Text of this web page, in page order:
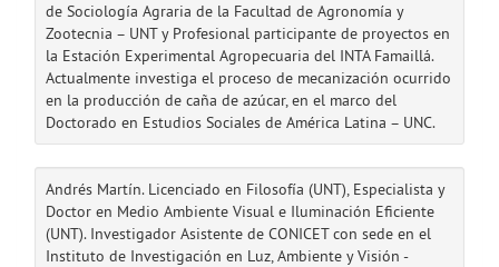
de Sociología Agraria de la Facultad de Agronomía y
Zootecnia – UNT y Profesional participante de proyectos en
la Estación Experimental Agropecuaria del INTA Famaillá.
Actualmente investiga el proceso de mecanización ocurrido
en la producción de caña de azúcar, en el marco del
Doctorado en Estudios Sociales de América Latina – UNC.
Andrés Martín. Licenciado en Filosofía (UNT), Especialista y
Doctor en Medio Ambiente Visual e Iluminación Eficiente
(UNT). Investigador Asistente de CONICET con sede en el
Instituto de Investigación en Luz, Ambiente y Visión -